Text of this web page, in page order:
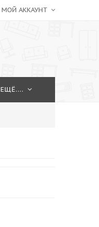
МОЙ АККАУНТ
ЕЩЁ....